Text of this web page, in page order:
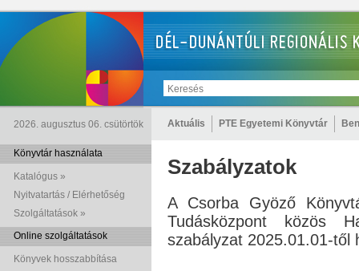
2026. augusztus 06. csütörtök Aktuális PTE Egyetemi Könyvtár
Könyvtár használata
Katalógus »
Nyitvatartás / Elérhetőség
Szolgáltatások »
Online szolgáltatások
Könyvek hosszabbítása
Szabályzatok
A Csorba Gyöző
Tudásközpont közös
szabályzat 2025.01.01-től